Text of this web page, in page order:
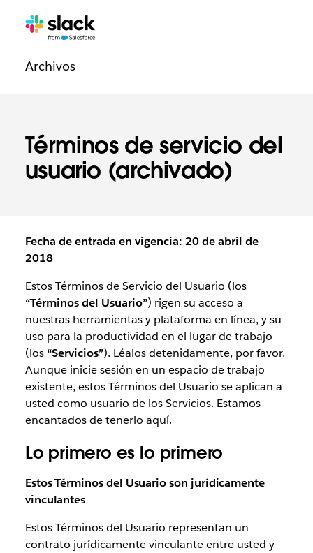
Términos de servicio del
usuario (archivado)
Navegación
Legal
Páginas
Archivosadicionales
Fecha de entrada en vigencia: 20 de abril de
2018
Estos Términos de Servicio del Usuario (los
“Términos del Usuario”) rigen su acceso a
nuestras herramientas y plataforma en línea, y su
uso para la productividad en el lugar de trabajo
(los “Servicios”). Léalos detenidamente, por favor.
Aunque inicie sesión en un espacio de trabajo
existente, estos Términos del Usuario se aplican a
usted como usuario de los Servicios. Estamos
encantados de tenerlo aquí.
Lo primero es lo primero
Estos Términos del Usuario son jurídicamente
vinculantes
Estos Términos del Usuario representan un
contrato jurídicamente vinculante entre usted y